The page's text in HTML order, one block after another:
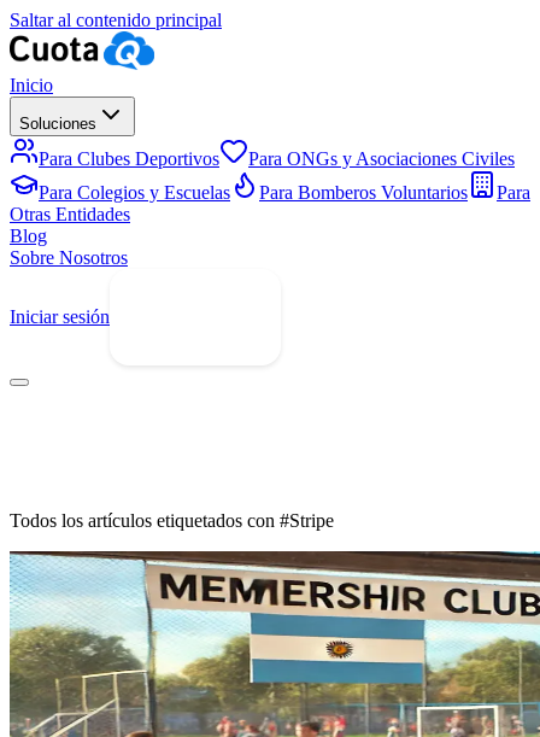
Saltar al contenido principal
Inicio
Soluciones
Para Clubes Deportivos
Para ONGs y Asociaciones Civiles
Para Colegios y Escuelas
Para Bomberos Voluntarios
Para
Otras Entidades
Blog
Sobre Nosotros
Iniciar sesión
Todos los artículos etiquetados con #Stripe